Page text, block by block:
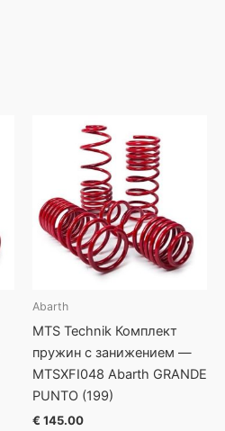
Abarth
MTS Technik Комплект
пружин с занижением —
MTSXFI048 Abarth GRANDE
PUNTO (199)
€ 145.00